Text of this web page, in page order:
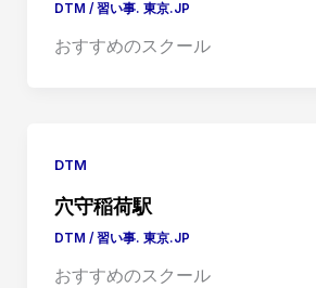
DTM / 習い事. 東京.JP
おすすめのスクール
DTM
穴守稲荷駅
DTM / 習い事. 東京.JP
おすすめのスクール